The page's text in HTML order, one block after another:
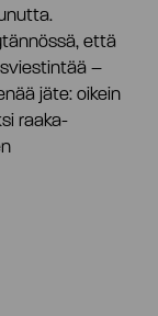
että
–
jäte: oikein
raaka-